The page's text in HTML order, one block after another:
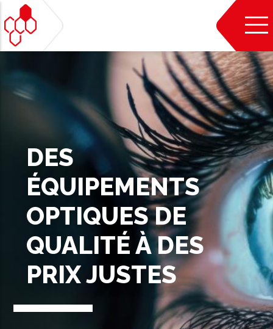
Aller
au
contenu
DES
ÉQUIPEMENTS
OPTIQUES DE
QUALITÉ À DES
PRIX JUSTES